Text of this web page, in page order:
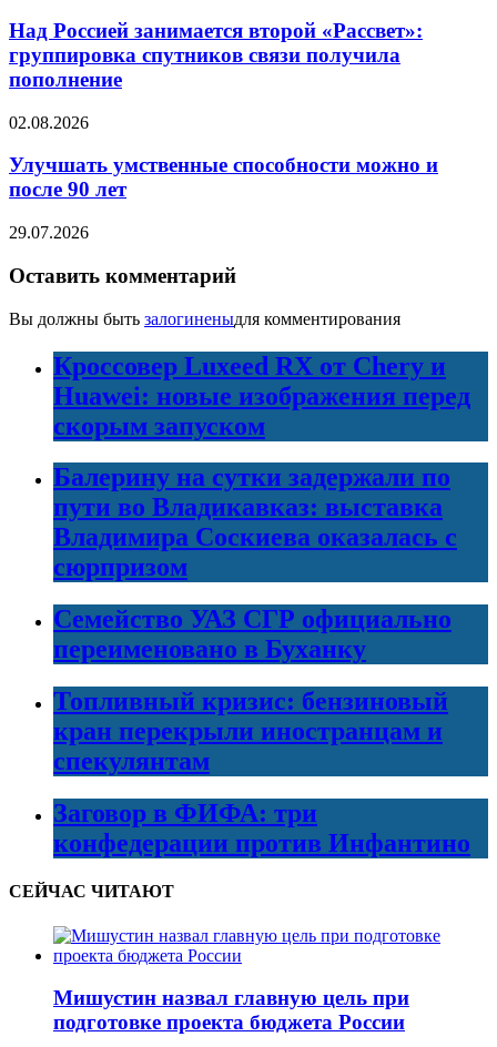
Над Россией занимается второй «Рассвет»:
группировка спутников связи получила
пополнение
02.08.2026
Улучшать умственные способности можно и
после 90 лет
29.07.2026
Оставить комментарий
Вы должны быть залогиненыдля комментирования
Кроссовер Luxeed RX от Chery и
Huawei: новые изображения перед
скорым запуском
Балерину на сутки задержали по
пути во Владикавказ: выставка
Владимира Соскиева оказалась с
сюрпризом
Семейство УАЗ СГР официально
переименовано в Буханку
Топливный кризис: бензиновый
кран перекрыли иностранцам и
спекулянтам
Заговор в ФИФА: три
конфедерации против Инфантино
СЕЙЧАС ЧИТАЮТ
Мишустин назвал главную цель при
подготовке проекта бюджета России